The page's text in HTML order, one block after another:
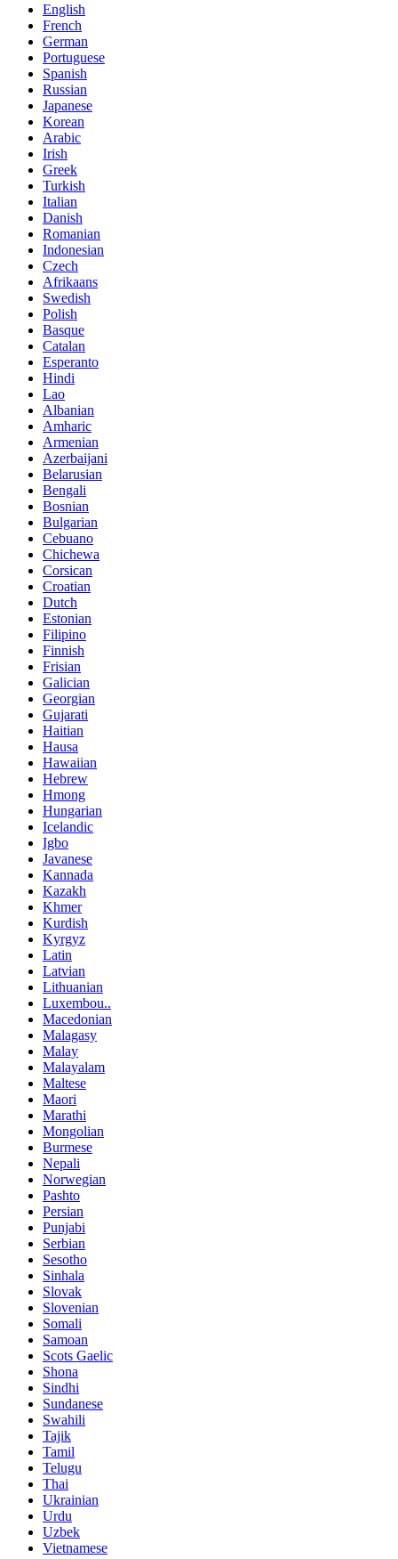
English
French
German
Portuguese
Spanish
Russian
Japanese
Korean
Arabic
Irish
Greek
Turkish
Italian
Danish
Romanian
Indonesian
Czech
Afrikaans
Swedish
Polish
Basque
Catalan
Esperanto
Hindi
Lao
Albanian
Amharic
Armenian
Azerbaijani
Belarusian
Bengali
Bosnian
Bulgarian
Cebuano
Chichewa
Corsican
Croatian
Dutch
Estonian
Filipino
Finnish
Frisian
Galician
Georgian
Gujarati
Haitian
Hausa
Hawaiian
Hebrew
Hmong
Hungarian
Icelandic
Igbo
Javanese
Kannada
Kazakh
Khmer
Kurdish
Kyrgyz
Latin
Latvian
Lithuanian
Luxembou..
Macedonian
Malagasy
Malay
Malayalam
Maltese
Maori
Marathi
Mongolian
Burmese
Nepali
Norwegian
Pashto
Persian
Punjabi
Serbian
Sesotho
Sinhala
Slovak
Slovenian
Somali
Samoan
Scots Gaelic
Shona
Sindhi
Sundanese
Swahili
Tajik
Tamil
Telugu
Thai
Ukrainian
Urdu
Uzbek
Vietnamese